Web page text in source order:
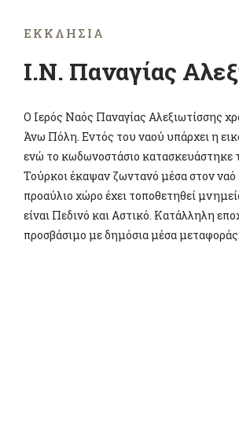
ΕΚΚΛΗΣΊΑ
Ι.N. Παναγίας
Ο Ιερός Ναός Παναγίας Αλεξιωτίσσης
Άνω Πόλη. Εντός του ναού υπάρχει η
ενώ το κωδωνοστάσιο κατασκευάστηκε
Τούρκοι έκαψαν ζωντανό μέσα στον ναό
προαύλιο χώρο έχει τοποθετηθεί
είναι Πεδινό και Αστικό. Κατάλληλη
προσβάσιμο με δημόσια μέσα